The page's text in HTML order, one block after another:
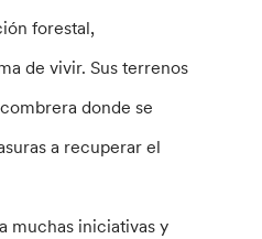
forestal,
de vivir. Sus terrenos
donde se
a recuperar el
muchas iniciativas y